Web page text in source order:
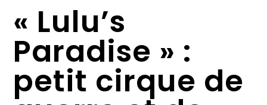
« Lulu’s
Paradise » :
petit cirque de